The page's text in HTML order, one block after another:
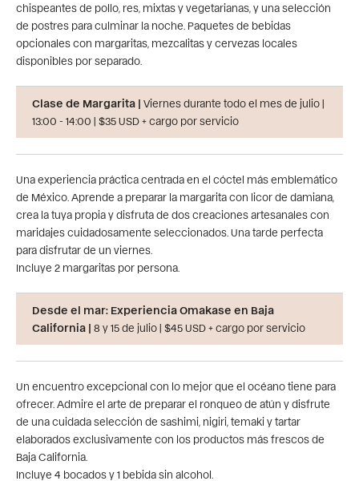
chispeantes de pollo, res, mixtas y vegetarianas, y una selección
de postres para culminar la noche. Paquetes de bebidas
opcionales con margaritas, mezcalitas y cervezas locales
disponibles por separado.
Clase de Margarita | Viernes durante todo el mes de julio |
13:00 - 14:00 | $35 USD + cargo por servicio
Una experiencia práctica centrada en el cóctel más emblemático
de México. Aprende a preparar la margarita con licor de damiana,
crea la tuya propia y disfruta de dos creaciones artesanales con
maridajes cuidadosamente seleccionados. Una tarde perfecta
para disfrutar de un viernes.
Incluye 2 margaritas por persona.
Desde el mar: Experiencia Omakase en Baja
California | 8 y 15 de julio | $45 USD + cargo por servicio
Un encuentro excepcional con lo mejor que el océano tiene para
ofrecer. Admire el arte de preparar el ronqueo de atún y disfrute
de una cuidada selección de sashimi, nigiri, temaki y tartar
elaborados exclusivamente con los productos más frescos de
Baja California.
Incluye 4 bocados y 1 bebida sin alcohol.